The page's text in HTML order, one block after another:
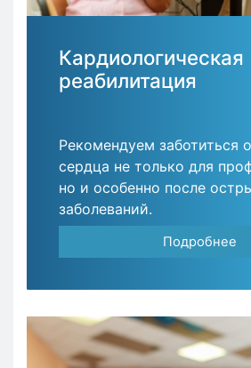
Кардиологическая
реабилитация
Рекомендуем заботиться
сердца не только для
но и особенно после
заболеваний.
Подробнее